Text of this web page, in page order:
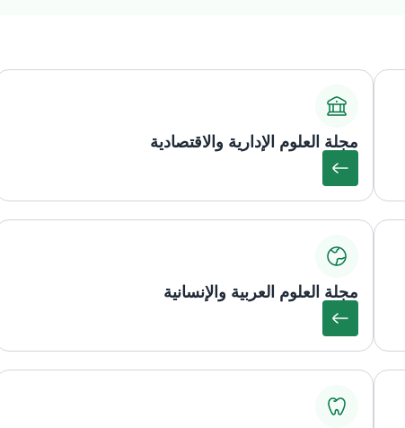
مجلة العلوم الإدارية والاقتصادية
مجلة العلوم العربية والإنسانية